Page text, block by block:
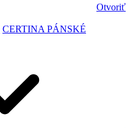
Otvoriť
CERTINA PÁNSKÉ